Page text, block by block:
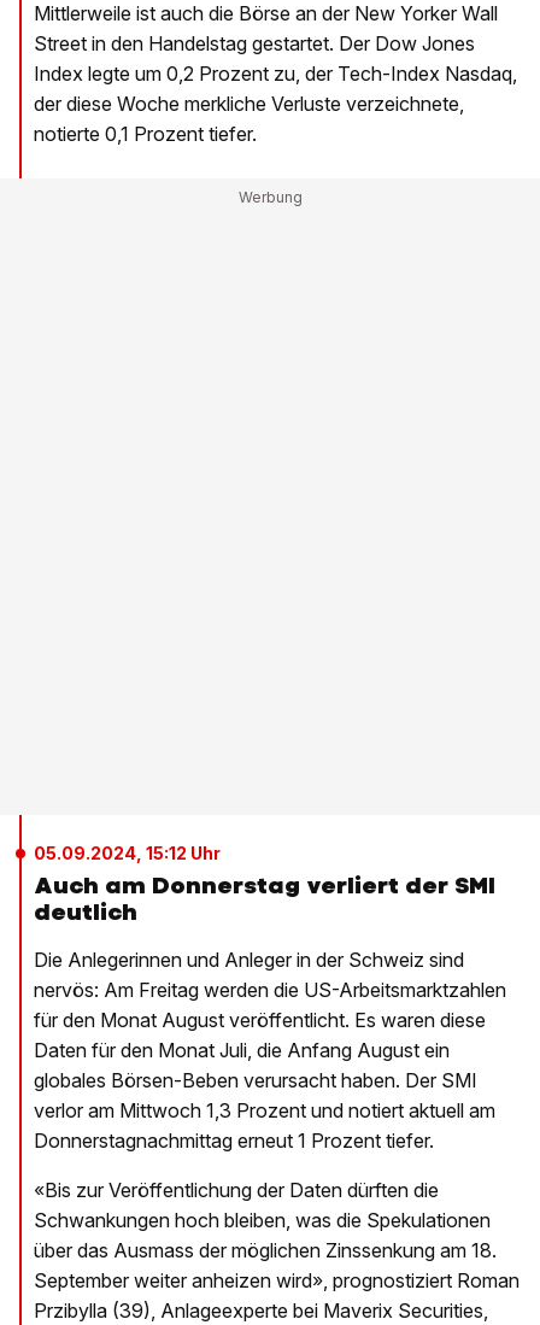
Mittlerweile ist auch die Börse an der New Yorker Wall
Street in den Handelstag gestartet. Der Dow Jones
Index legte um 0,2 Prozent zu, der Tech-Index Nasdaq,
der diese Woche merkliche Verluste verzeichnete,
notierte 0,1 Prozent tiefer.
05.09.2024, 15:12 Uhr
Auch am Donnerstag verliert der SMI
deutlich
Die Anlegerinnen und Anleger in der Schweiz sind
nervös: Am Freitag werden die US-Arbeitsmarktzahlen
für den Monat August veröffentlicht. Es waren diese
Daten für den Monat Juli, die Anfang August ein
globales Börsen-Beben verursacht haben. Der SMI
verlor am Mittwoch 1,3 Prozent und notiert aktuell am
Donnerstagnachmittag erneut 1 Prozent tiefer.
«Bis zur Veröffentlichung der Daten dürften die
Schwankungen hoch bleiben, was die Spekulationen
über das Ausmass der möglichen Zinssenkung am 18.
September weiter anheizen wird», prognostiziert Roman
Przibylla (39), Anlageexperte bei Maverix Securities,